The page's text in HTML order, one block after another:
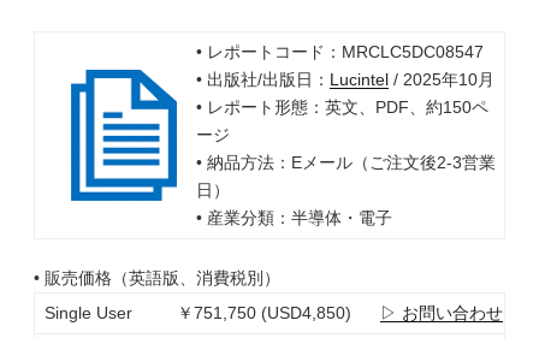
• レポートコード：MRCLC5DC08547
• 出版社/出版日： Lucintel/ 2025年10月
• レポート形態：英文、PDF、約150ペ
ージ
• 納品方法：Eメール（ご注文後2-3営業
日）
• 産業分類：半導体・電子
• 販売価格（英語版、消費税別）
Single User
￥751,750 (USD4,850) ▷ お問い合わせ